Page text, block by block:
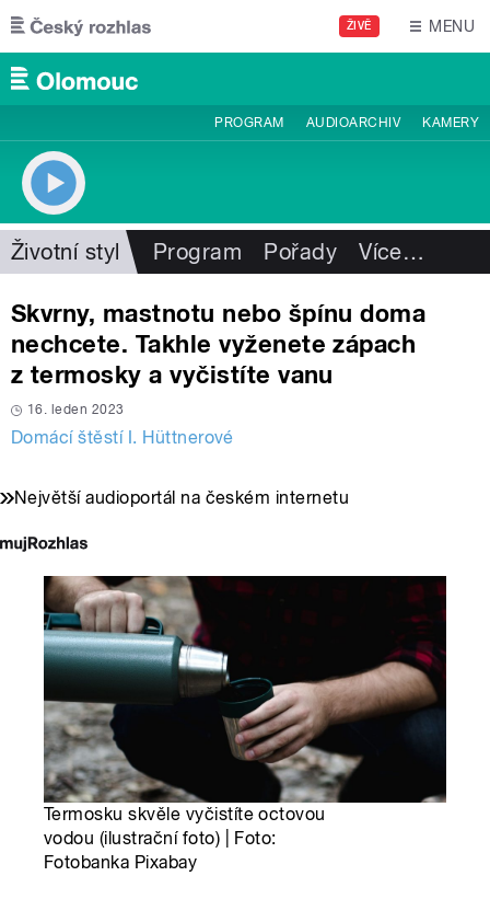
Přejít k hlavnímu obsahu
ŽIVĚ MENU
PROGRAM AUDIOARCHIV KAMERY
Životní styl Program Pořady Více…
Skvrny, mastnotu nebo špínu doma
nechcete. Takhle vyženete zápach
z termosky a vyčistíte vanu
16. leden 2023
Domácí štěstí I. Hüttnerové
Největší audioportál na českém internetu
Termosku skvěle vyčistíte octovou
vodou (ilustrační foto) | Foto:
Fotobanka Pixabay